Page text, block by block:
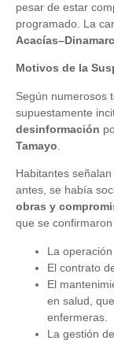
pesar de estar
programado. La
Motivos de la
Según numerosos
supuestamente
desinformación
Tamayo
Habitantes
antes, se había
obras y
que se
La
El contrato
El
en salud,
enfermeras.
La gestión